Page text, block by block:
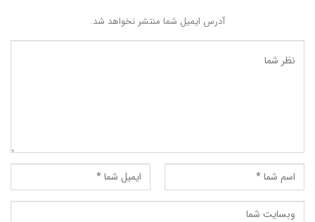
آدرس ایمیل شما منتشر نخواهد شد.